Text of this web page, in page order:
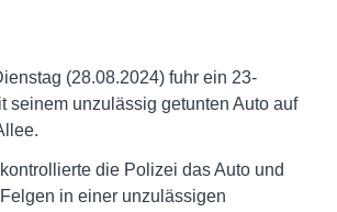
(28.08.2024) fuhr ein 23-
seinem unzulässig getunten Auto auf
die Polizei das Auto und
in einer unzulässigen